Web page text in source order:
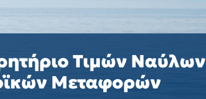
Τιμών Ναύλων
Μεταφορών